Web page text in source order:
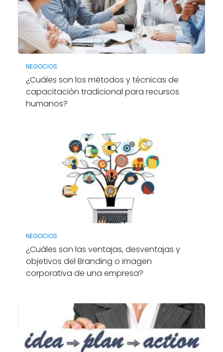
NEGOCIOS
¿Cuáles son los métodos y técnicas de
capacitación tradicional para recursos
humanos?
NEGOCIOS
¿Cuáles son las ventajas, desventajas y
objetivos del Branding o imagen
corporativa de una empresa?